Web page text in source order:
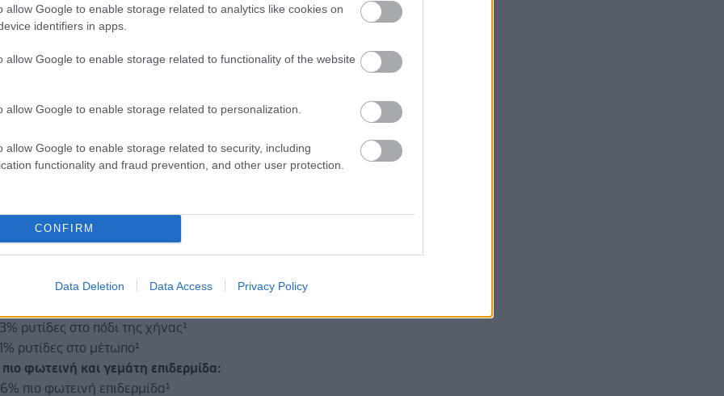
allow Google to enable storage related to analytics like cookies on
identifiers in apps.
allow Google to enable storage related to functionality of the website
allow Google to enable storage related to personalization.
allow Google to enable storage related to security, including
functionality and fraud prevention, and other user protection.
CONFIRM
Data Deletion Data Access Privacy Policy
αποδεδειγμένη αποτελεσματικότητα
επιστημονικής καινοτομίας της Vichy,
μια νέα εποχή στην
Η αποτελεσματικότητα της
βελτίωσητης ποιότητας της επιδερμίδας σε μόλις
τις 4 εβδομάδες:
ρυτίδες στο πόδι της χήνας¹
ρυτίδες στο μέτωπο¹
φωτεινή και γεμάτη επιδερμίδα:
πιο φωτεινή επιδερμίδα¹